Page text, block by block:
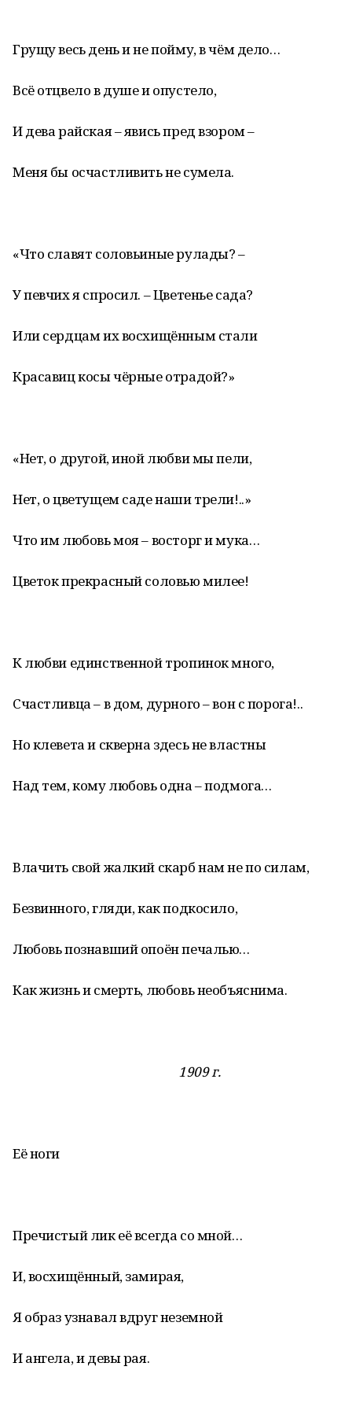
Грущу весь день и не пойму, в чём дело…
Всё отцвело в душе и опустело,
И дева райская – явись пред взором –
Меня бы осчастливить не сумела.
«Что славят соловьиные рулады? –
У певчих я спросил. – Цветенье сада?
Или сердцам их восхищённым стали
Красавиц косы чёрные отрадой?»
«Нет, о другой, иной любви мы пели,
Нет, о цветущем саде наши трели!..»
Что им любовь моя – восторг и мука…
Цветок прекрасный соловью милее!
К любви единственной тропинок много,
Счастливца – в дом, дурного – вон с порога!..
Но клевета и скверна здесь не властны
Над тем, кому любовь одна – подмога…
Влачить свой жалкий скарб нам не по силам,
Безвинного, гляди, как подкосило,
Любовь познавший опоён печалью…
Как жизнь и смерть, любовь необъяснима.
1909 г.
Её ноги
Пречистый лик её всегда со мной…
И, восхищённый, замирая,
Я образ узнавал вдруг неземной
И ангела, и девы рая.